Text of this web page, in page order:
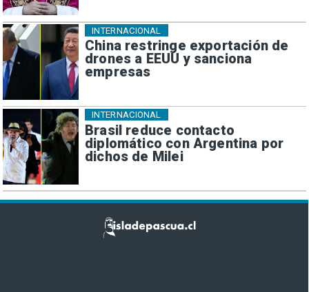
China restringe exportación de
drones a EEUU y sanciona
empresas
INTERNACIONAL
Brasil reduce contacto
diplomático con Argentina por
dichos de Milei
INTERNACIONAL